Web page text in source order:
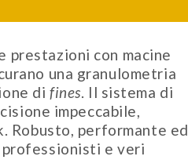
prestazioni con macine
una granulometria
di fines. Il sistema di
impeccabile,
Robusto, performante ed
professionisti e veri